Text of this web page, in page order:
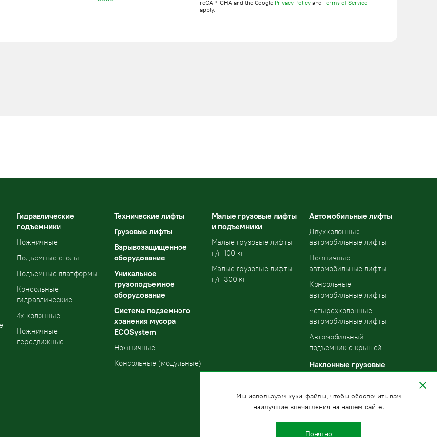
reCAPTCHA and the Google Privacy Policy and Terms of Service
apply.
Гидравлические
подъемники
Ножничные
Подъемные столы
Подъемные платформы
Консольные
гидравлические
4х колонные
Ножничные
передвижные
Технические лифты
Грузовые лифты
Взрывозащищенное
оборудование
Уникальное
грузоподъемное
оборудование
Система подземного
хранения мусора
ECOSystem
Ножничные
Консольные (модульные)
Малые грузовые лифты
и подъемники
Малые грузовые лифты
г/п 100 кг
Малые грузовые лифты
г/п 300 кг
Автомобильные лифты
Двухколонные
автомобильные лифты
Ножничные
автомобильные лифты
Консольные
автомобильные лифты
Четырехколонные
автомобильные лифты
Автомобильный
подъемник с крышей
Наклонные грузовые
Мы используем куки-файлы, чтобы обеспечить вам
наилучшие впечатления на нашем сайте.
Понятно